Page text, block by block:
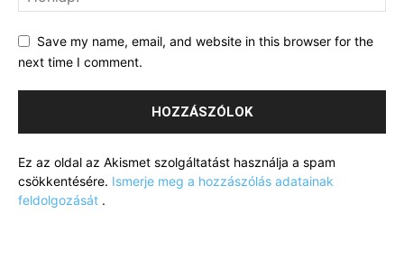
Save my name, email, and website in this browser for the
next time I comment.
Ez az oldal az Akismet szolgáltatást használja a spam
csökkentésére. Ismerje meg a hozzászólás adatainak
feldolgozását .